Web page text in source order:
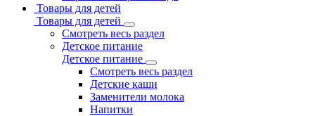
Товары для детей
Товары для детей
Смотреть весь раздел
Детское питание
Детское питание
Смотреть весь раздел
Детские каши
Заменители молока
Напитки